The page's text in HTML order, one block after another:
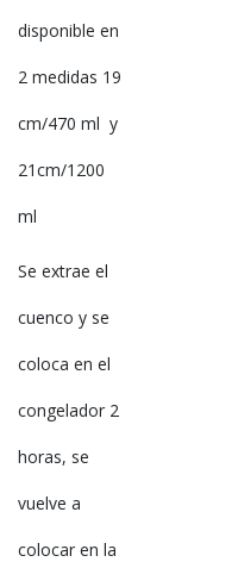
disponible en
2 medidas 19
cm/470 ml y
21cm/1200
ml
Se extrae el
cuenco y se
coloca en el
congelador 2
horas, se
vuelve a
colocar en la